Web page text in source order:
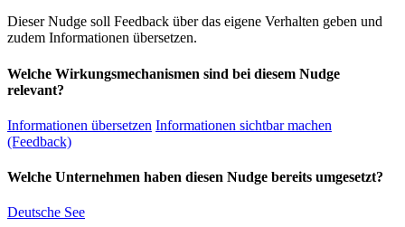
Dieser Nudge soll Feedback über das eigene Verhalten geben und
zudem Informationen übersetzen.
Welche Wirkungsmechanismen sind bei diesem Nudge
relevant?
Informationen übersetzen Informationen sichtbar machen
(Feedback)
Welche Unternehmen haben diesen Nudge bereits umgesetzt?
Deutsche See